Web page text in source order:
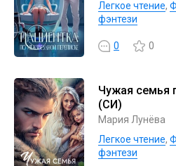
Легкое чтение,
фэнтези
0 0
Чужая семья
(СИ)
Мария Лунёва
Легкое чтение,
фэнтези